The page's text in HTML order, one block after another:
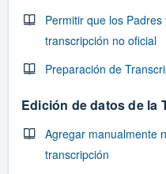
Permitir que los
transcripción no oficial
Preparación de
Edición de datos de la
Agregar manualmente
transcripción